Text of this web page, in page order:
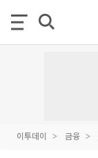
이투데이 금융